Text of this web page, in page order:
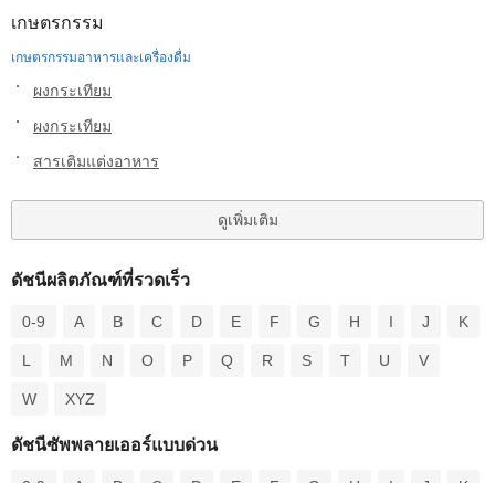
เกษตรกรรม
เกษตรกรรมอาหารและเครื่องดื่ม
ผงกระเทียม
ผงกระเทียม
สารเติมแต่งอาหาร
ดูเพิ่มเติม
ดัชนีผลิตภัณฑ์ที่รวดเร็ว
0-9 A B C D E F G H I J K
L M N O P Q R S T U V
W XYZ
ดัชนีซัพพลายเออร์แบบด่วน